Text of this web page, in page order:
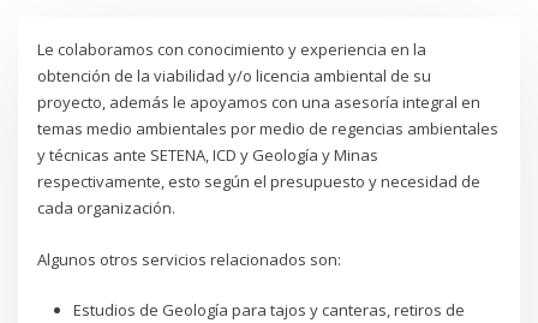
Le colaboramos con conocimiento y experiencia en la
obtención de la viabilidad y/o licencia ambiental de su
proyecto, además le apoyamos con una asesoría integral en
temas medio ambientales por medio de regencias ambientales
y técnicas ante SETENA, ICD y Geología y Minas
respectivamente, esto según el presupuesto y necesidad de
cada organización.
Algunos otros servicios relacionados son:
Estudios de Geología para tajos y canteras, retiros de